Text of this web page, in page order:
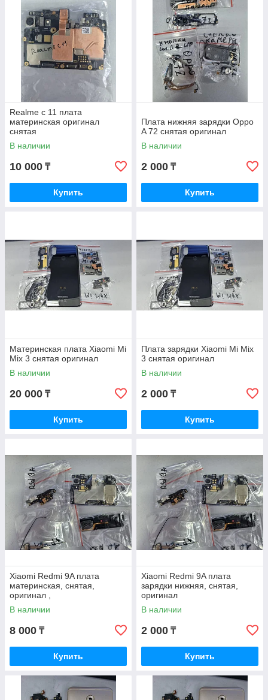
Realme c 11 плата
материнская оригинал
снятая
В наличии
10 000 ₸
Купить
Плата нижняя зарядки Oppo
A 72 снятая оригинал
В наличии
2 000 ₸
Купить
Материнская плата Xiaomi Mi
Mix 3 снятая оригинал
В наличии
20 000 ₸
Купить
Плата зарядки Xiaomi Mi Mix
3 снятая оригинал
В наличии
2 000 ₸
Купить
Xiaomi Redmi 9A плата
материнская, снятая,
оригинал ,
В наличии
8 000 ₸
Купить
Xiaomi Redmi 9A плата
зарядки нижняя, снятая,
оригинал
В наличии
2 000 ₸
Купить